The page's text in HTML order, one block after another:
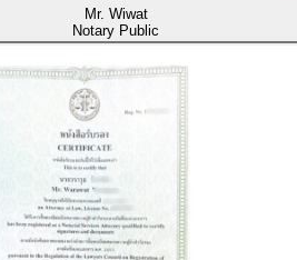
Mr. Wiwat
Notary Public